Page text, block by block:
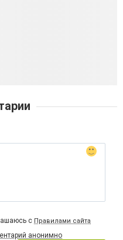
с Правилами сайта
анонимно